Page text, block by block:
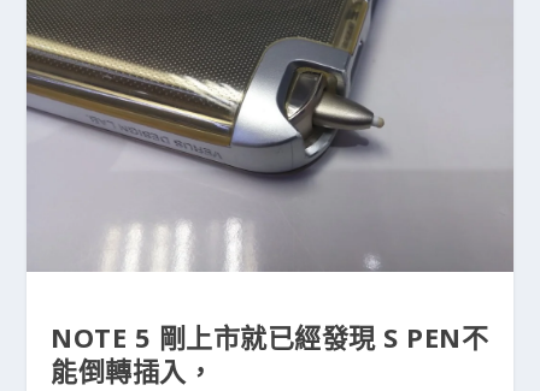
NOTE 5 剛上市就已經發現 S PEN不
能倒轉插入，